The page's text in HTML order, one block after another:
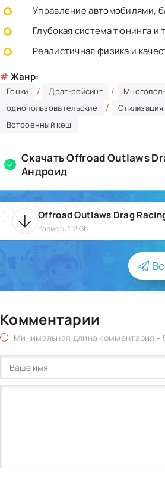
Управление автомобилями,
Глубокая система тюнинга и
Реалистичная физика и
# Жанр:
Гонки / Драг-рейсинг /
однопользовательские / Стилизация
Встроенный кеш
Скачать Offroad Outlaws
Андроид
Размер: 1.2 Gb
Комментарии
Минимальная длина комментария -